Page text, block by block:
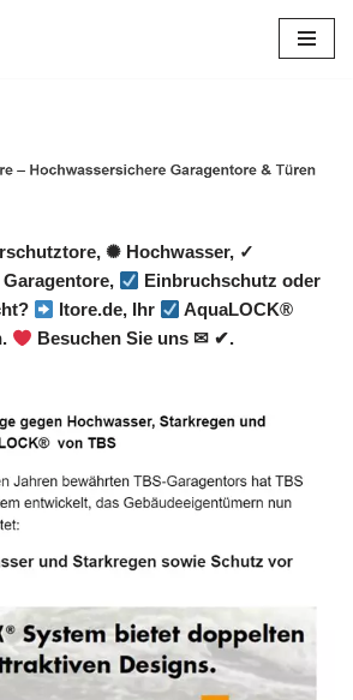
✺ Hochwasser, ✓
Einbruchschutz oder
Itore.de, Ihr
AquaLOCK®
Besuchen Sie uns ✉ ✔.